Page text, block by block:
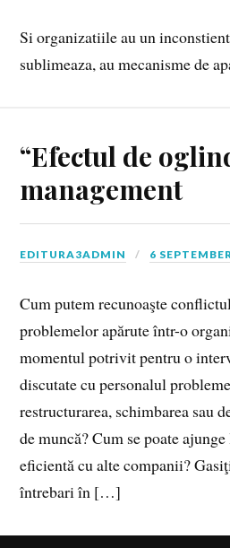
Si organizatiile au un
sublimeaza, au mecanisme de
“Efectul de
management
EDITURA3ADMIN 6
Cum putem recunoaşte
problemelor apărute într-o
momentul potrivit pentru o
discutate cu personalul
restructurarea, schimbarea sau
de muncă? Cum se poate
eficientă cu alte companii?
întrebari în […]